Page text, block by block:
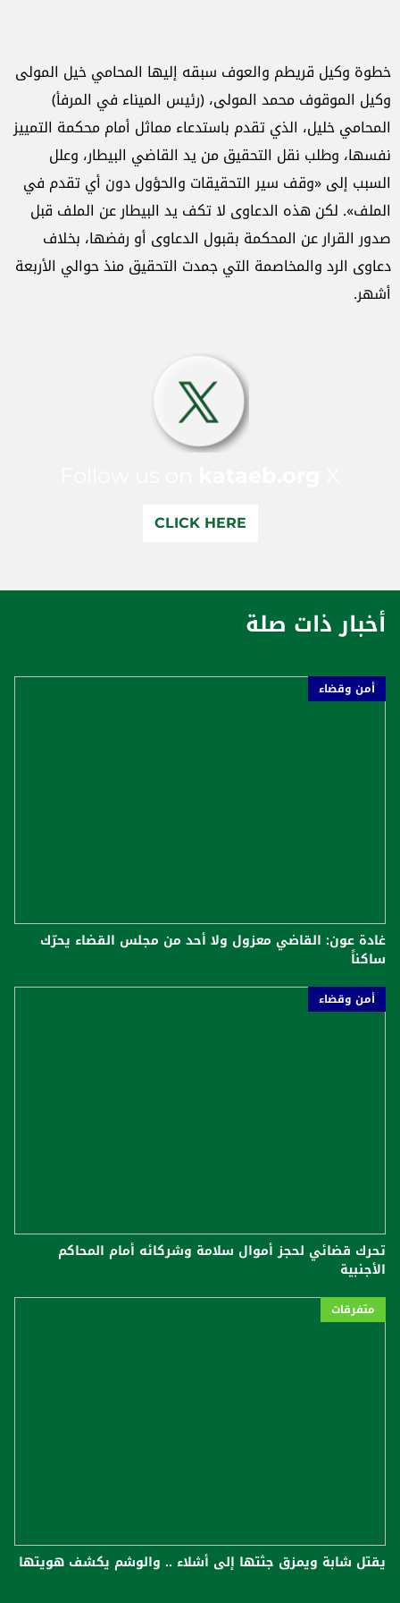
خطوة وكيل قريطم والعوف سبقه إليها المحامي خيل المولى
وكيل الموقوف محمد المولى، (رئيس الميناء في المرفأ)
المحامي خليل، الذي تقدم باستدعاء مماثل أمام محكمة التمييز
نفسها، وطلب نقل التحقيق من يد القاضي البيطار، وعلل
السبب إلى «وقف سير التحقيقات والحؤول دون أي تقدم في
الملف». لكن هذه الدعاوى لا تكف يد البيطار عن الملف قبل
صدور القرار عن المحكمة بقبول الدعاوى أو رفضها، بخلاف
دعاوى الرد والمخاصمة التي جمدت التحقيق منذ حوالي الأربعة
أشهر.
CLICK HERE
أخبار ذات صلة
أمن وقضاء
غادة عون: القاضي معزول ولا أحد من مجلس القضاء يحرّك
ساكناً
أمن وقضاء
تحرك قضائي لحجز أموال سلامة وشركائه أمام المحاكم
الأجنبية
متفرقات
يقتل شابة ويمزق جثتها إلى أشلاء .. والوشم يكشف هويتها